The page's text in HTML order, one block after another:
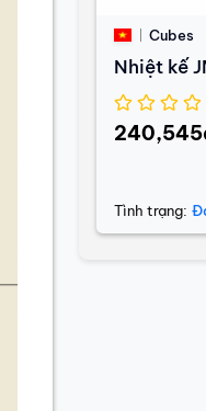
Cubes
Nhiệt kế
Tình trạng: